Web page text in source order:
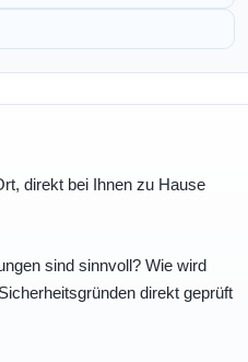
direkt bei Ihnen zu Hause
sind sinnvoll? Wie wird
direkt geprüft